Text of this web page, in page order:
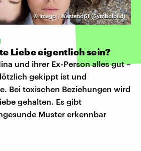
©Imago | Westend61 (Symbolbild)
Liebe eigentlich sein?
und ihrer Ex-Person alles gut –
gekippt ist und
Bei toxischen Beziehungen wird
gehalten. Es gibt
Muster erkennbar